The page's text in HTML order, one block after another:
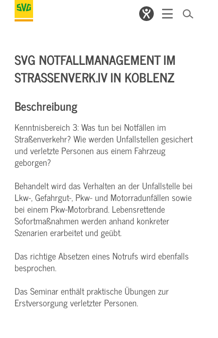
SVG NOTFALLMANAGEMENT IM
STRASSENVERK.IV IN KOBLENZ
Beschreibung
Kenntnisbereich 3: Was tun bei Notfällen im
Straßenverkehr? Wie werden Unfallstellen gesichert
und verletzte Personen aus einem Fahrzeug
geborgen?
Behandelt wird das Verhalten an der Unfallstelle bei
Lkw-, Gefahrgut-, Pkw- und Motorradunfällen sowie
bei einem Pkw-Motorbrand. Lebensrettende
Sofortmaßnahmen werden anhand konkreter
Szenarien erarbeitet und geübt.
Das richtige Absetzen eines Notrufs wird ebenfalls
besprochen.
Das Seminar enthält praktische Übungen zur
Erstversorgung verletzter Personen.